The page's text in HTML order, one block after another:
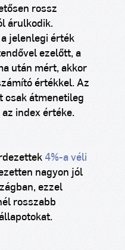
rossz
árulkodik.
jelenlegi érték
ezelőtt, a
után mért, akkor
értékkel. Az
csak átmenetileg
index értéke.
4%-a véli
nagyon jól
ezzel
rosszabb